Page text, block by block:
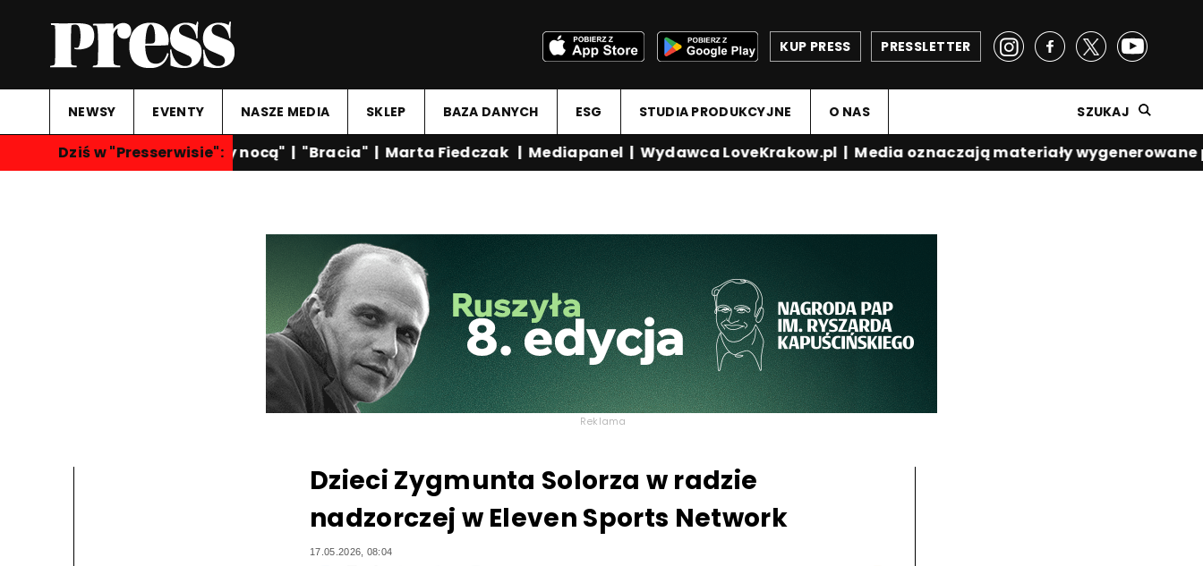
PRESSLETTER
KUP PRESS
NEWSY EVENTY NASZE MEDIA SKLEP BAZA DANYCH ESG STUDIA PRODUKCYJNE O NAS SZUKAJ
Dziś w "Presserwisie":
"Rozmowy nocą"|"Bracia"| Marta Fiedczak|Mediapanel | Wydawca LoveKrakow.pl|Media oznaczają materiały wygenerowane
Reklama
Dzieci Zygmunta Solorza w radzie
nadzorczej w Eleven Sports Network
17.05.2026, 08:04